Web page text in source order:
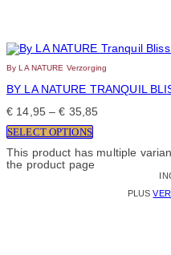
By LA NATURE Verzorging
BY LA NATURE TRANQUIL
€ 14,95–€ 35,85
SELECT OPTIONS
This product has multiple
the product page
PLUS